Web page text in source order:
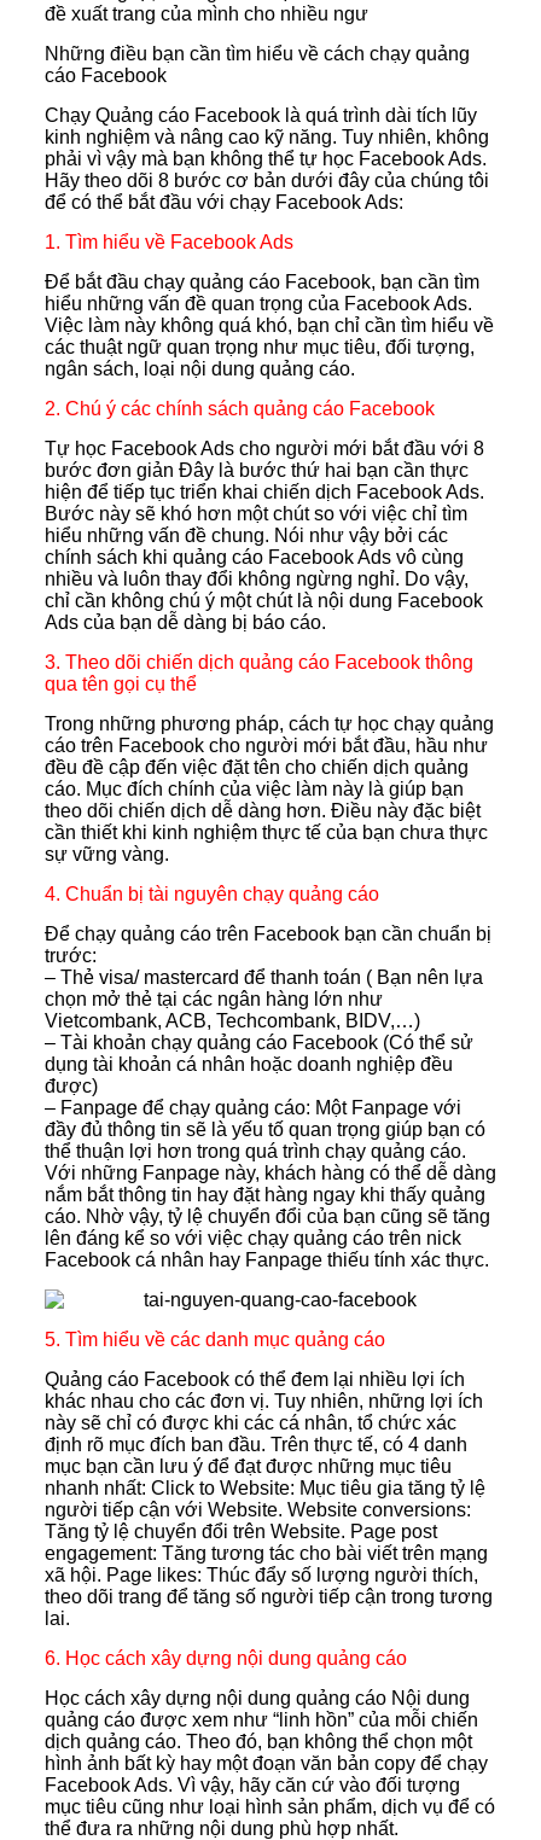
đề xuất trang của mình cho nhiều ngư
Những điều bạn cần tìm hiểu về cách chạy quảng
cáo Facebook
Chạy Quảng cáo Facebook là quá trình dài tích lũy
kinh nghiệm và nâng cao kỹ năng. Tuy nhiên, không
phải vì vậy mà bạn không thể tự học Facebook Ads.
Hãy theo dõi 8 bước cơ bản dưới đây của chúng tôi
để có thể bắt đầu với chạy Facebook Ads:
1. Tìm hiểu về Facebook Ads
Để bắt đầu chạy quảng cáo Facebook, bạn cần tìm
hiểu những vấn đề quan trọng của Facebook Ads.
Việc làm này không quá khó, bạn chỉ cần tìm hiểu về
các thuật ngữ quan trọng như mục tiêu, đối tượng,
ngân sách, loại nội dung quảng cáo.
2. Chú ý các chính sách quảng cáo Facebook
Tự học Facebook Ads cho người mới bắt đầu với 8
bước đơn giản Đây là bước thứ hai bạn cần thực
hiện để tiếp tục triển khai chiến dịch Facebook Ads.
Bước này sẽ khó hơn một chút so với việc chỉ tìm
hiểu những vấn đề chung. Nói như vậy bởi các
chính sách khi quảng cáo Facebook Ads vô cùng
nhiều và luôn thay đổi không ngừng nghỉ. Do vậy,
chỉ cần không chú ý một chút là nội dung Facebook
Ads của bạn dễ dàng bị báo cáo.
3. Theo dõi chiến dịch quảng cáo Facebook thông
qua tên gọi cụ thể
Trong những phương pháp, cách tự học chạy quảng
cáo trên Facebook cho người mới bắt đầu, hầu như
đều đề cập đến việc đặt tên cho chiến dịch quảng
cáo. Mục đích chính của việc làm này là giúp bạn
theo dõi chiến dịch dễ dàng hơn. Điều này đặc biệt
cần thiết khi kinh nghiệm thực tế của bạn chưa thực
sự vững vàng.
4. Chuẩn bị tài nguyên chạy quảng cáo
Để chạy quảng cáo trên Facebook bạn cần chuẩn bị
trước:
– Thẻ visa/ mastercard để thanh toán ( Bạn nên lựa
chọn mở thẻ tại các ngân hàng lớn như
Vietcombank, ACB, Techcombank, BIDV,…)
– Tài khoản chạy quảng cáo Facebook (Có thể sử
dụng tài khoản cá nhân hoặc doanh nghiệp đều
được)
– Fanpage để chạy quảng cáo: Một Fanpage với
đầy đủ thông tin sẽ là yếu tố quan trọng giúp bạn có
thể thuận lợi hơn trong quá trình chạy quảng cáo.
Với những Fanpage này, khách hàng có thể dễ dàng
nắm bắt thông tin hay đặt hàng ngay khi thấy quảng
cáo. Nhờ vậy, tỷ lệ chuyển đổi của bạn cũng sẽ tăng
lên đáng kể so với việc chạy quảng cáo trên nick
Facebook cá nhân hay Fanpage thiếu tính xác thực.
5. Tìm hiểu về các danh mục quảng cáo
Quảng cáo Facebook có thể đem lại nhiều lợi ích
khác nhau cho các đơn vị. Tuy nhiên, những lợi ích
này sẽ chỉ có được khi các cá nhân, tổ chức xác
định rõ mục đích ban đầu. Trên thực tế, có 4 danh
mục bạn cần lưu ý để đạt được những mục tiêu
nhanh nhất: Click to Website: Mục tiêu gia tăng tỷ lệ
người tiếp cận với Website. Website conversions:
Tăng tỷ lệ chuyển đổi trên Website. Page post
engagement: Tăng tương tác cho bài viết trên mạng
xã hội. Page likes: Thúc đẩy số lượng người thích,
theo dõi trang để tăng số người tiếp cận trong tương
lai.
6. Học cách xây dựng nội dung quảng cáo
Học cách xây dựng nội dung quảng cáo Nội dung
quảng cáo được xem như “linh hồn” của mỗi chiến
dịch quảng cáo. Theo đó, bạn không thể chọn một
hình ảnh bất kỳ hay một đoạn văn bản copy để chạy
Facebook Ads. Vì vậy, hãy căn cứ vào đối tượng
mục tiêu cũng như loại hình sản phẩm, dịch vụ để có
thể đưa ra những nội dung phù hợp nhất.